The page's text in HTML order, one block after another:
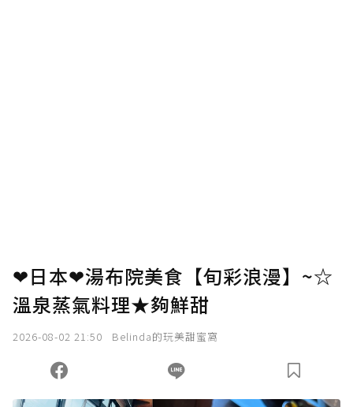
❤日本❤湯布院美食【旬彩浪漫】~☆
溫泉蒸氣料理★夠鮮甜
2026-08-02 21:50 Belinda的玩美甜蜜窩